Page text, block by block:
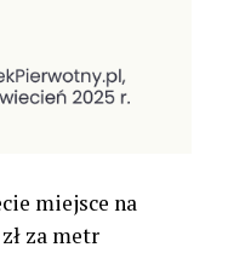
miejsce na
za metr